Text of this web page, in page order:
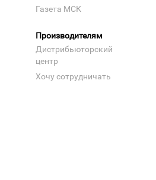
Газета МСК
Производителям
Дистрибьюторский
центр
Хочу сотрудничать